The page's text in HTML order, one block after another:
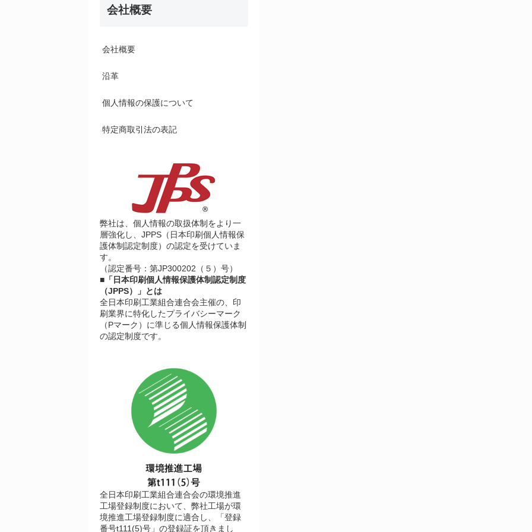
会社概要
会社概要
沿革
個人情報の保護について
特定商取引法の表記
弊社は、個人情報の取扱体制をより一
層強化し、JPPS（日本印刷個人情報保
護体制認定制度）の認定を受けていま
す。
（認定番号：第JP300202（５）号）
■「日本印刷個人情報保護体制認定制度
（JPPS）」とは
全日本印刷工業組合連合会主催の、印
刷業界に特化したプライバシーマーク
（Pマーク）に準じる個人情報保護体制
の認定制度です。
全日本印刷工業組合連合会の環境推進
工場登録制度において、弊社工場が環
境推進工場登録制度に適合し、「登録
番号t111(5)号」の登録証を頂きまし